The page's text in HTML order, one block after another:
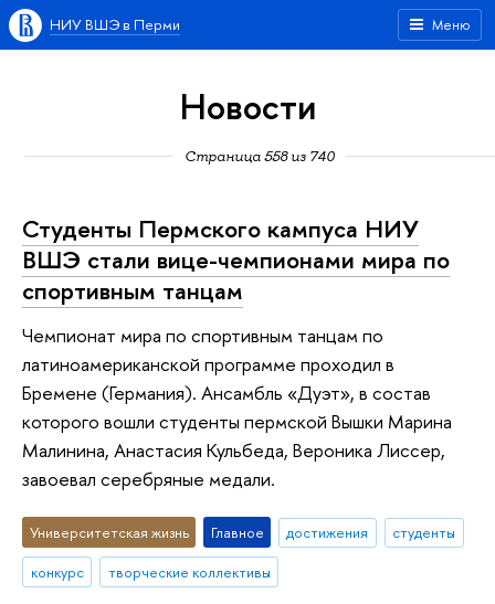
Меню
НИУ ВШЭ в Перми
Новости
Страница 558 из 740
Студенты Пермского кампуса НИУ
ВШЭ стали вице-чемпионами мира по
спортивным танцам
Чемпионат мира по спортивным танцам по
латиноамериканской программе проходил в
Бремене (Германия). Ансамбль «Дуэт», в состав
которого вошли студенты пермской Вышки Марина
Малинина, Анастасия Кульбеда, Вероника Лиссер,
завоевал серебряные медали.
Университетская жизнь Главное достижения
студенты
конкурс
творческие коллективы